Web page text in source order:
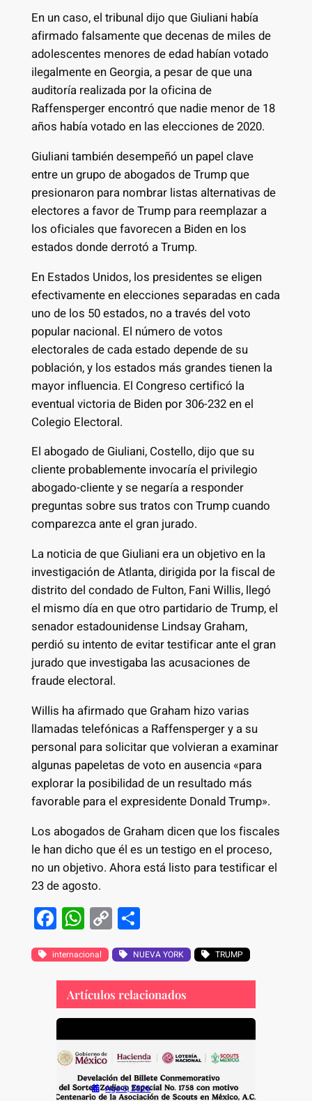
En un caso, el tribunal dijo que Giuliani había
afirmado falsamente que decenas de miles de
adolescentes menores de edad habían votado
ilegalmente en Georgia, a pesar de que una
auditoría realizada por la oficina de
Raffensperger encontró que nadie menor de 18
años había votado en las elecciones de 2020.
Giuliani también desempeñó un papel clave
entre un grupo de abogados de Trump que
presionaron para nombrar listas alternativas de
electores a favor de Trump para reemplazar a
los oficiales que favorecen a Biden en los
estados donde derrotó a Trump.
En Estados Unidos, los presidentes se eligen
efectivamente en elecciones separadas en cada
uno de los 50 estados, no a través del voto
popular nacional. El número de votos
electorales de cada estado depende de su
población, y los estados más grandes tienen la
mayor influencia. El Congreso certificó la
eventual victoria de Biden por 306-232 en el
Colegio Electoral.
El abogado de Giuliani, Costello, dijo que su
cliente probablemente invocaría el privilegio
abogado-cliente y se negaría a responder
preguntas sobre sus tratos con Trump cuando
comparezca ante el gran jurado.
La noticia de que Giuliani era un objetivo en la
investigación de Atlanta, dirigida por la fiscal de
distrito del condado de Fulton, Fani Willis, llegó
el mismo día en que otro partidario de Trump, el
senador estadounidense Lindsay Graham,
perdió su intento de evitar testificar ante el gran
jurado que investigaba las acusaciones de
fraude electoral.
Willis ha afirmado que Graham hizo varias
llamadas telefónicas a Raffensperger y a su
personal para solicitar que volvieran a examinar
algunas papeletas de voto en ausencia «para
explorar la posibilidad de un resultado más
favorable para el expresidente Donald Trump».
Los abogados de Graham dicen que los fiscales
le han dicho que él es un testigo en el proceso,
no un objetivo. Ahora está listo para testificar el
23 de agosto.
F
a
c
e
b
o
o
k
W
h
at
s
A
p
p
C
o
p
y
Li
n
k
S
h
ar
e
internacional NUEVA YORK TRUMP
Artículos relacionados
Ago 6, 2026